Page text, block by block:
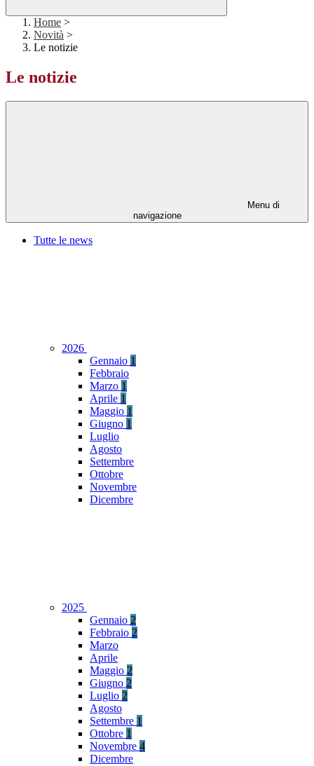
Home >
Novità >
Le notizie
Le notizie
Menu di
navigazione
Tutte le news
2026
Gennaio 1
Febbraio
Marzo 1
Aprile 1
Maggio 1
Giugno 1
Luglio
Agosto
Settembre
Ottobre
Novembre
Dicembre
2025
Gennaio 2
Febbraio 2
Marzo
Aprile
Maggio 2
Giugno 2
Luglio 2
Agosto
Settembre 1
Ottobre 1
Novembre 4
Dicembre